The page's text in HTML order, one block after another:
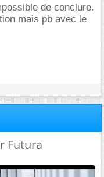
de conclure.
mais pb avec le
Futura